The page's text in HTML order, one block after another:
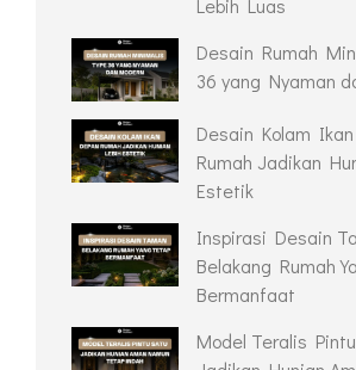
RECENT POSTS
Minimalis Type 45
Lebih Luas
36 yang Nyaman
Desain Kolam Ikan
Estetik